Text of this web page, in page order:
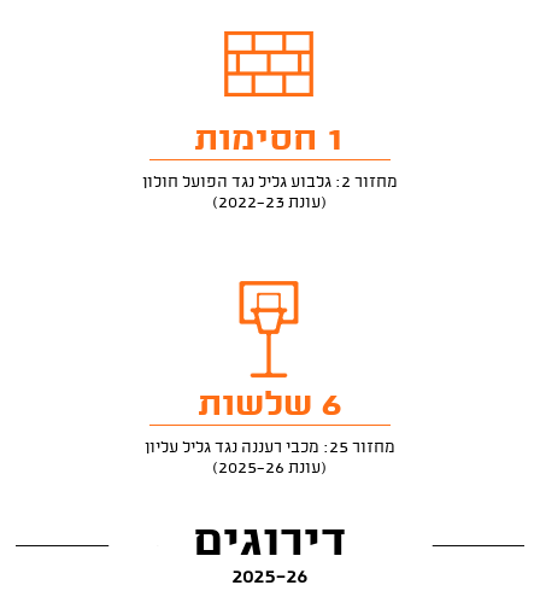
1 חסימות
מחזור 2: גלבוע גליל נגד הפועל חולון
(עונת 2022-23)
6 שלשות
מחזור 25: מכבי רעננה נגד גליל עליון
(עונת 2025-26)
דירוגים
2025-26